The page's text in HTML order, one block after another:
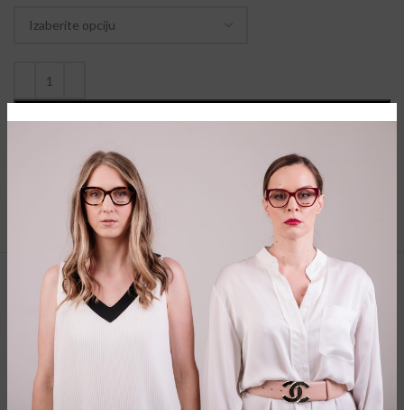
Vodič za veličine
POVEZANI PROIZVODI
SOLD